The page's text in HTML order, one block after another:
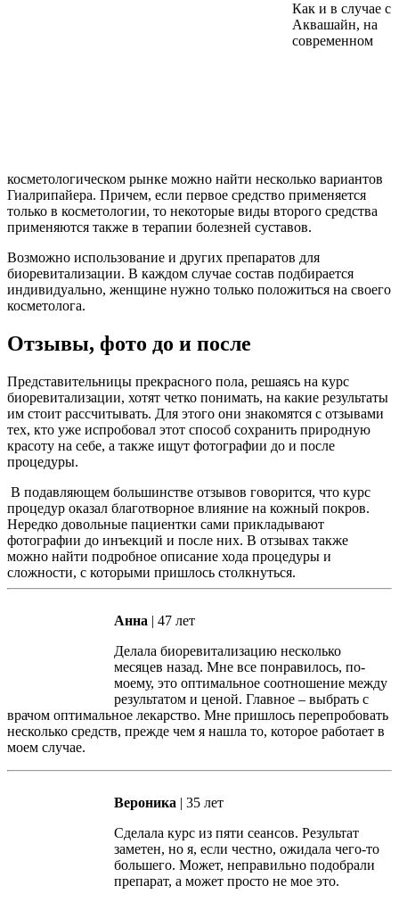
Как и в случае с
Аквашайн, на
современном
косметологическом рынке можно найти несколько вариантов
Гиалрипайера. Причем, если первое средство применяется
только в косметологии, то некоторые виды второго средства
применяются также в терапии болезней суставов.
Возможно использование и других препаратов для
биоревитализации. В каждом случае состав подбирается
индивидуально, женщине нужно только положиться на своего
косметолога.
Отзывы, фото до и после
Представительницы прекрасного пола, решаясь на курс
биоревитализации, хотят четко понимать, на какие результаты
им стоит рассчитывать. Для этого они знакомятся с отзывами
тех, кто уже испробовал этот способ сохранить природную
красоту на себе, а также ищут фотографии до и после
процедуры.
В подавляющем большинстве отзывов говорится, что курс
процедур оказал благотворное влияние на кожный покров.
Нередко довольные пациентки сами прикладывают
фотографии до инъекций и после них. В отзывах также
можно найти подробное описание хода процедуры и
сложности, с которыми пришлось столкнуться.
Анна | 47 лет
Делала биоревитализацию несколько
месяцев назад. Мне все понравилось, по-
моему, это оптимальное соотношение между
результатом и ценой. Главное – выбрать с
врачом оптимальное лекарство. Мне пришлось перепробовать
несколько средств, прежде чем я нашла то, которое работает в
моем случае.
Вероника | 35 лет
Сделала курс из пяти сеансов. Результат
заметен, но я, если честно, ожидала чего-то
большего. Может, неправильно подобрали
препарат, а может просто не мое это.